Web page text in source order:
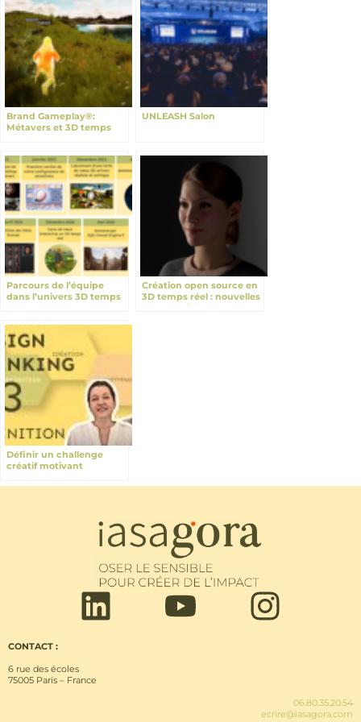
Brand Gameplay®:
Métavers et 3D temps
UNLEASH Salon
Parcours de l’équipe
dans l’univers 3D temps
Création open source en
3D temps réel : nouvelles
Définir un challenge
créatif motivant
CONTACT :
6 rue des écoles
75005 Paris – France
06.80.35.20.54
ecrire@iasagora.com